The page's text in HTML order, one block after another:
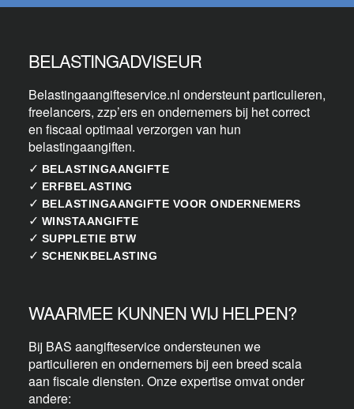
BELASTINGADVISEUR
Belastingaangifteservice.nl ondersteunt particulieren,
freelancers, zzp’ers en ondernemers bij het correct
en fiscaal optimaal verzorgen van hun
belastingaangiften.
✓ BELASTINGAANGIFTE
✓ ERFBELASTING
✓ BELASTINGAANGIFTE VOOR ONDERNEMERS
✓ WINSTAANGIFTE
✓ SUPPLETIE BTW
✓ SCHENKBELASTING
WAARMEE KUNNEN WIJ HELPEN?
Bij BAS aangifteservice ondersteunen we
particulieren en ondernemers bij een breed scala
aan fiscale diensten. Onze expertise omvat onder
andere: